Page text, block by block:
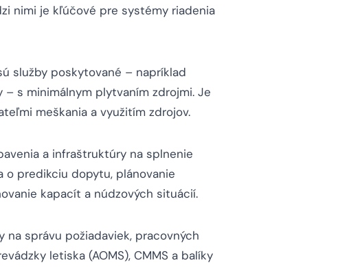
nimi je kľúčové pre systémy riadenia
služby poskytované – napríklad
s minimálnym plytvaním zdrojmi. Je
meškania a využitím zdrojov.
a infraštruktúry na splnenie
o predikciu dopytu, plánovanie
kapacít a núdzových situácií.
správu požiadaviek, pracovných
letiska (AOMS), CMMS a balíky